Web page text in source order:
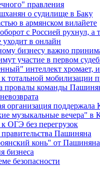
правления
о судилище в Баку
в армянском вилайете
с Россией рухнул, а
в онлайн
бизнесу важно
участие в первом
интеллект хромает,
мобилизации
провалы команды
организация
музыкальные вечера" в
ОГЭ без перегрузок
Пашиняна
конь" от Пашиняна
бизнеса
безопасности